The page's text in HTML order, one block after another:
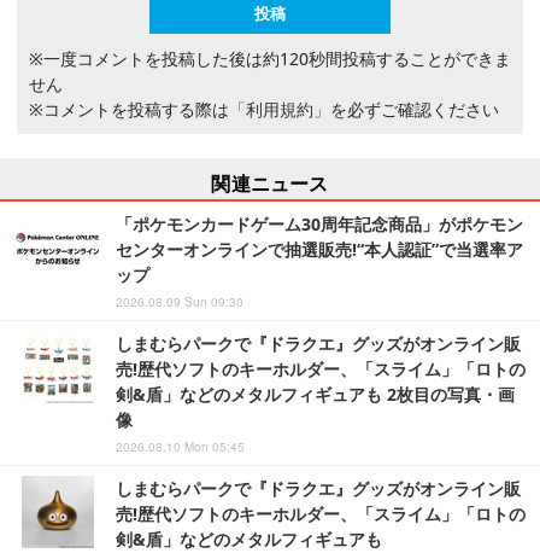
※一度コメントを投稿した後は約120秒間投稿することができま
せん
※コメントを投稿する際は 「利用規約」 を必ずご確認ください
関連ニュース
「ポケモンカードゲーム30周年記念商品」がポケモン
センターオンラインで抽選販売!“本人認証”で当選率ア
ップ
2026.08.09 Sun 09:30
しまむらパークで『ドラクエ』グッズがオンライン販
売!歴代ソフトのキーホルダー、「スライム」「ロトの
剣&盾」などのメタルフィギュアも 2枚目の写真・画
像
2026.08.10 Mon 05:45
しまむらパークで『ドラクエ』グッズがオンライン販
売!歴代ソフトのキーホルダー、「スライム」「ロトの
剣&盾」などのメタルフィギュアも